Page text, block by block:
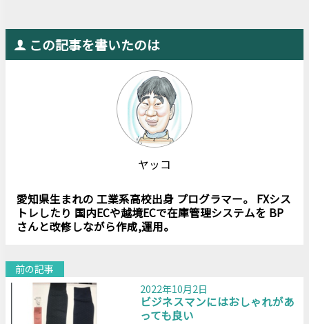
この記事を書いたのは
ヤッコ
愛知県生まれの 工業系高校出身 プログラマー。 FXシス
トレしたり 国内ECや越境ECで在庫管理システムを BP
さんと改修しながら作成,運用。
前の記事
2022年10月2日
ビジネスマンにはおしゃれがあ
っても良い